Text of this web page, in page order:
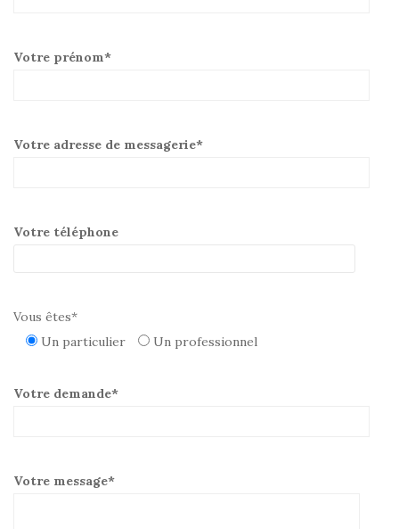
Votre prénom*
Votre adresse de messagerie*
Votre téléphone
Vous êtes*
Un particulier
Un professionnel
Votre demande*
Votre message*